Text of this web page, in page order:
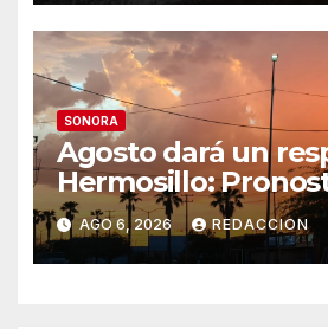
segundo de agua
SONORA
Agosto dará un
Hermosillo:
semana lluviosa y
temperaturas de
AGO 6, 2026 REDACCION